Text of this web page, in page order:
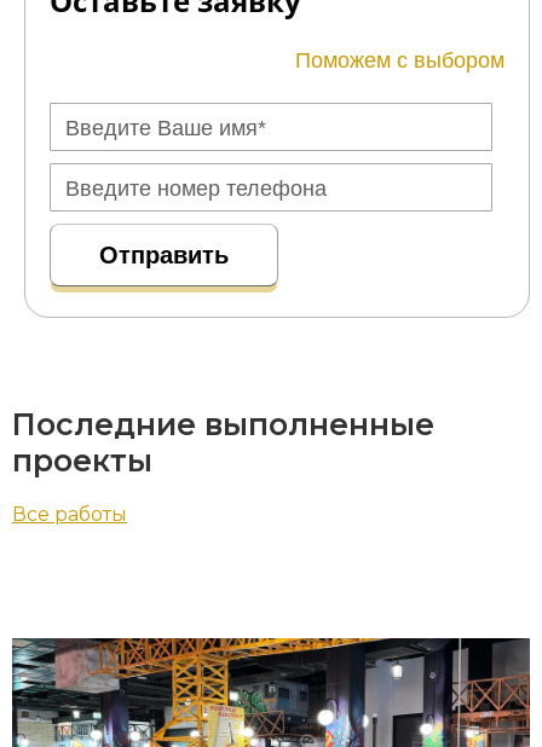
Поможем с выбором
Последние выполненные
проекты
Все работы